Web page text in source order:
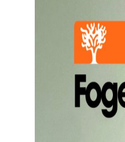
Occasions